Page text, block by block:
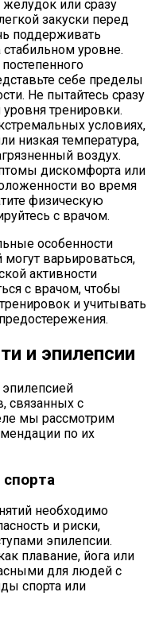
желудок или сразу
закуски перед
поддерживать
уровне.
себе пределы
Не пытайтесь сразу
тренировки.
условиях,
низкая температура,
воздух.
дискомфорта или
во время
физическую
с врачом.
особенности
варьироваться,
активности
с врачом, чтобы
и учитывать
и эпилепсии
связанных с
мы рассмотрим
по их
необходимо
и риски,
эпилепсии.
плавание, йога или
для людей с
спорта или